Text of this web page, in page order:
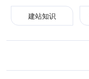
建站知识